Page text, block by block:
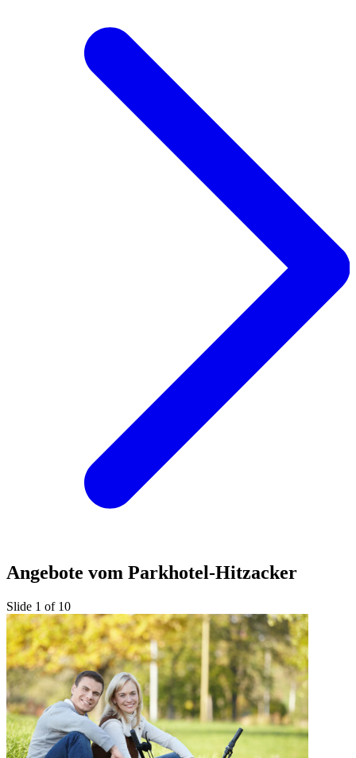
Angebote vom Parkhotel-Hitzacker
Slide 1 of 10